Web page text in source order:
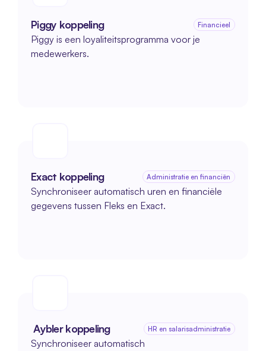
Piggy koppeling Financieel
Piggy is een loyaliteitsprogramma voor je
medewerkers.
Exact koppeling Administratie en financiën
Synchroniseer automatisch uren en financiële
gegevens tussen Fleks en Exact.
Aybler koppeling HR en salarisadministratie
Synchroniseer automatisch